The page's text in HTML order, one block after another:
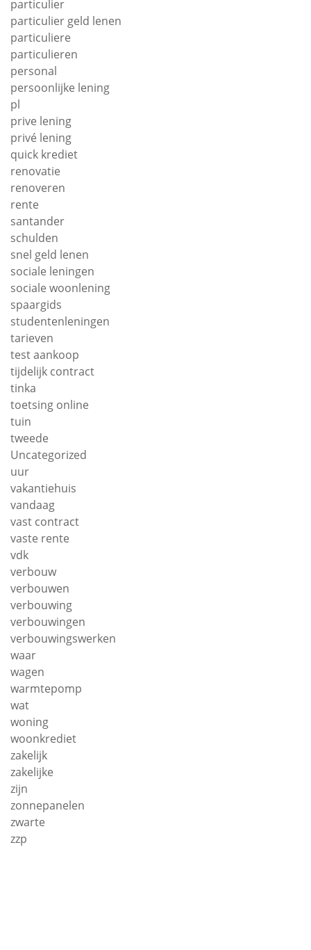
particulier
particulier geld lenen
particuliere
particulieren
personal
persoonlijke lening
pl
prive lening
privé lening
quick krediet
renovatie
renoveren
rente
santander
schulden
snel geld lenen
sociale leningen
sociale woonlening
spaargids
studentenleningen
tarieven
test aankoop
tijdelijk contract
tinka
toetsing online
tuin
tweede
Uncategorized
uur
vakantiehuis
vandaag
vast contract
vaste rente
vdk
verbouw
verbouwen
verbouwing
verbouwingen
verbouwingswerken
waar
wagen
warmtepomp
wat
woning
woonkrediet
zakelijk
zakelijke
zijn
zonnepanelen
zwarte
zzp